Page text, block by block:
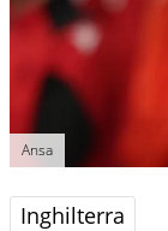
Ansa
Inghilterra